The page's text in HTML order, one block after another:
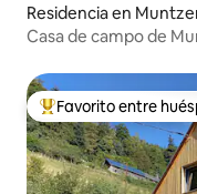
Residencia en
Casa de campo de
De los mejores en
Favorito entre